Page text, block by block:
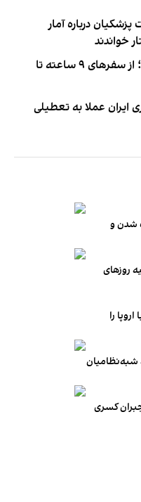
درباره آمار
خواندند
روایت فداکاری‌های محمد صلاح؛ از سفرهای ۹ ساعته تا
عملا به تعطیلی
شدن و
روزهای
را
شبه‌نظامیان
کسری